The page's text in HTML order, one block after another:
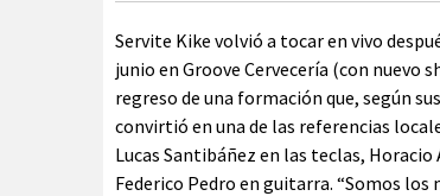
Servite Kike volvió a tocar en vivo
junio en Groove Cervecería (con nuevo
regreso de una formación que, según
convirtió en una de las referencias
Lucas Santibáñez en las teclas,
Federico Pedro en guitarra. “Somos